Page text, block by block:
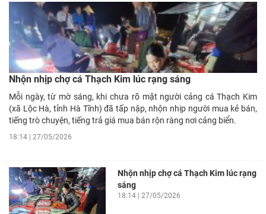
Nhộn nhịp chợ cá Thạch Kim lúc rạng sáng
Mỗi ngày, từ mờ sáng, khi chưa rõ mặt người cảng cá Thạch Kim
(xã Lộc Hà, tỉnh Hà Tĩnh) đã tấp nập, nhộn nhịp người mua kẻ bán,
tiếng trò chuyện, tiếng trả giá mua bán rộn ràng nơi cảng biển.
18:14 | 27/05/2026
Nhộn nhịp chợ cá Thạch Kim lúc rạng
sáng
18:14 | 27/05/2026